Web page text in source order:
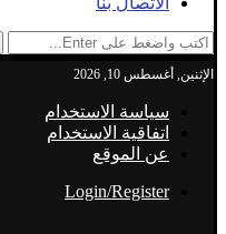
الإثنين, أغسطس 10, 2026
سياسة الاستخدام
اتفاقية الاستخدام
عن الموقع
Login/Register